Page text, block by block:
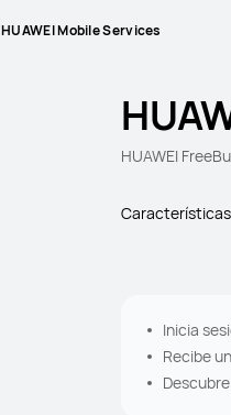
HUAWEI Mobile Services
HUAWEI
Características
Inicia
obtener
Recibe
usado